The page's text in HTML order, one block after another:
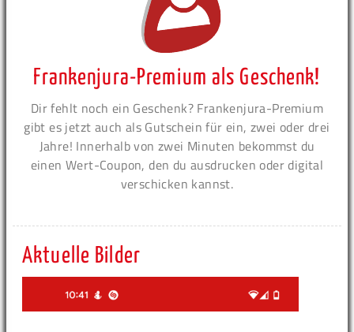
Frankenjura-Premium als Geschenk!
Dir fehlt noch ein Geschenk? Frankenjura-Premium
gibt es jetzt auch als Gutschein für ein, zwei oder drei
Jahre! Innerhalb von zwei Minuten bekommst du
einen Wert-Coupon, den du ausdrucken oder digital
verschicken kannst.
Aktuelle Bilder